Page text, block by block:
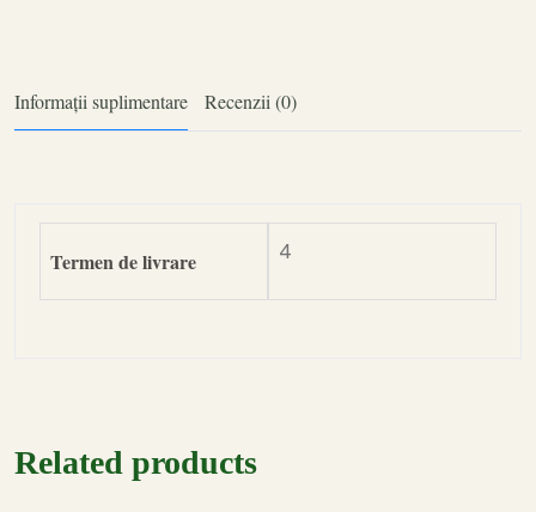
Informații suplimentare Recenzii (0)
Termen de livrare 4
Related products